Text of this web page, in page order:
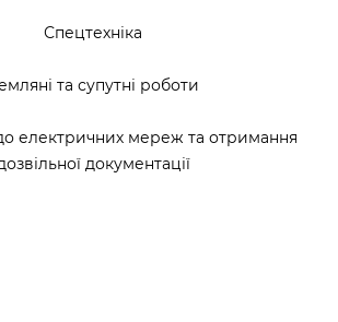
Спецтехніка
та супутні роботи
електричних мереж та отримання
документації